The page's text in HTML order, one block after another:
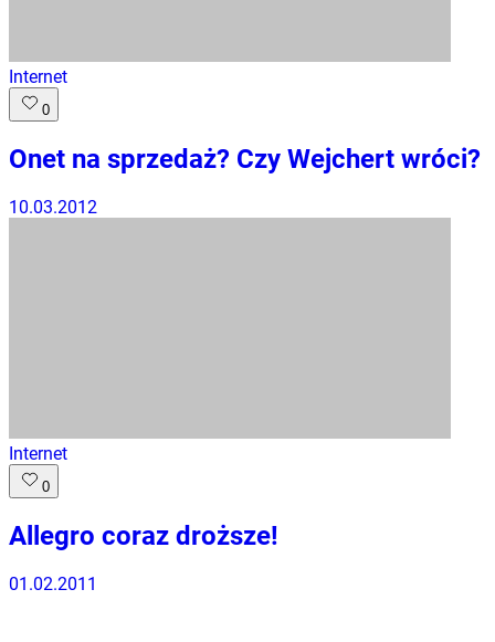
Internet
0
Onet na sprzedaż? Czy Wejchert wróci?
10.03.2012
Internet
0
Allegro coraz droższe!
01.02.2011